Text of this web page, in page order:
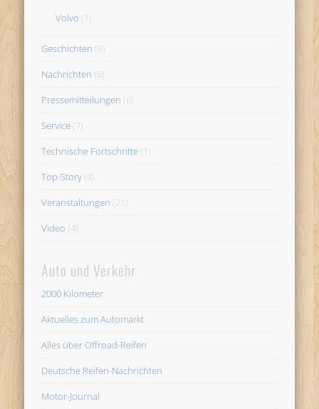
Volvo (1)
Geschichten (8)
Nachrichten (6)
Pressemitteilungen (6)
Service (7)
Technische Fortschritte (1)
Top-Story (4)
Veranstaltungen (21)
Video (4)
Auto und Verkehr
2000 Kilometer
Aktuelles zum Automarkt
Alles über Offroad-Reifen
Deutsche Reifen-Nachrichten
Motor-Journal